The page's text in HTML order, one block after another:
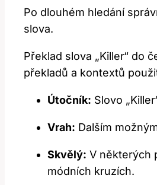
Po dlouhém hledání
slova.
Překlad slova „Killer“ do
překladů a kontextů
Útočník: Slovo
Vrah: Dalším
Skvělý: V některých
módních kruzích.